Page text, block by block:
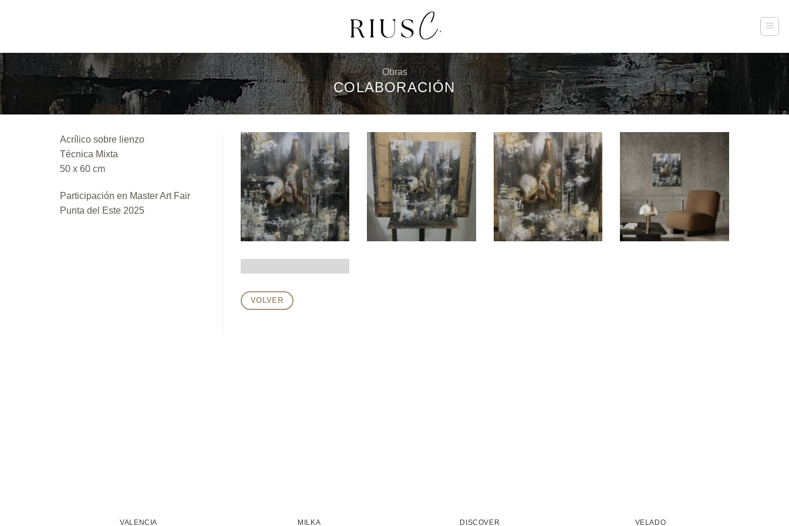
Obras
COLABORACIÓN
Acrílico sobre lienzo
Técnica Mixta
50 x 60 cm
Participación en Master Art Fair
Punta del Este 2025
VOLVER
VALENCIA MILKA DISCOVER VELADO